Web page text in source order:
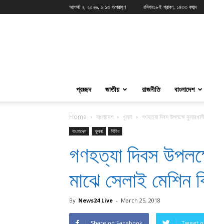
আগস্ট ২, ২০২৬, ৬:১৩ অপরাহ্ণ রবিবার১৮ই শ্রাবণ, ১৪৩৩ বঙ্গাব্দ
প্রচ্ছদ জাতীয় রাজনীতি বাংলাদেশ
Home বাংলাদেশ খুলনা গণহত্যা দিবস উপলক্ষে
বাংলাদেশ খুলনা বিবিধ
গণহত্যা দিবস
মাঝে সেলাই মেশিন
By News24 Live - March 25, 2018